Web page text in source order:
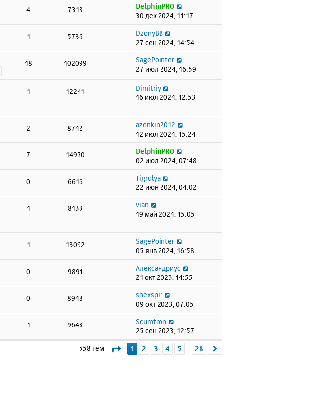
4 7318
DelphinPRO
30 дек 2024, 11:17
1 5736
DzonyBB
27 сен 2024, 14:54
18 102099
SagePointer
27 июл 2024, 16:59
1 12241
Dimitriy
16 июл 2024, 12:53
2 8742
azenkin2012
12 июл 2024, 15:24
7 14970
DelphinPRO
02 июл 2024, 07:48
0 6616
Tigrulya
22 июн 2024, 04:02
1 8133
vian
19 май 2024, 15:05
1 13092
SagePointer
05 янв 2024, 16:58
0 9891
Александриус
21 окт 2023, 14:55
0 8948
shexspir
09 окт 2023, 07:05
1 9643
Scumtron
25 сен 2023, 12:57
558 тем Страница1 из 28
1 2 3 4 5 28